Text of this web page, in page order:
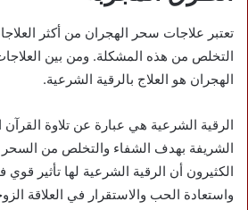
تعتبر علاجات سحر الهجران من أكثر
التخلص من هذه المشكلة. ومن بين
الهجران هو العلاج بالرقية الشرعية.
الرقية الشرعية هي عبارة عن تلاوة القرآن
الشريفة بهدف الشفاء والتخلص من السحر
الكثيرون أن الرقية الشرعية لها تأثير
واستعادة الحب والاستقرار في العلاقة